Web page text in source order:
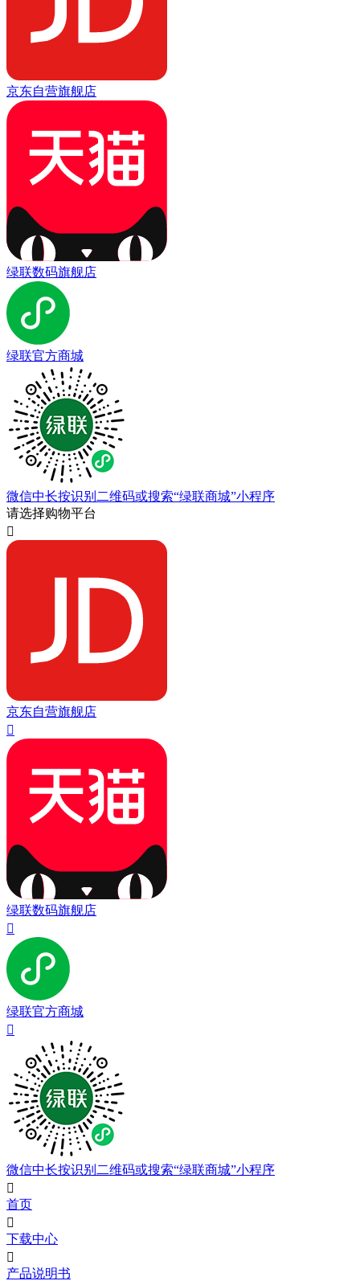
京东自营旗舰店
绿联数码旗舰店
绿联官方商城
微信中长按识别二维码或搜索“绿联商城”小程序
请选择购物平台

京东自营旗舰店

绿联数码旗舰店

绿联官方商城

微信中长按识别二维码或搜索“绿联商城”小程序

首页

下载中心

产品说明书